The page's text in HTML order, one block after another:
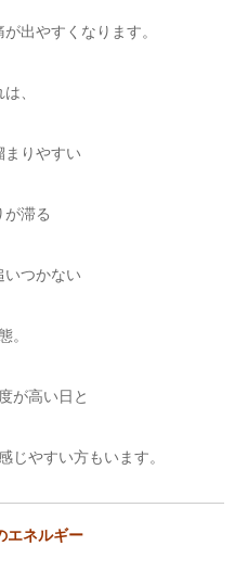
出やすくなります。
、
りやすい
滞る
つかない
。
が高い日と
じやすい方もいます。
エネルギー